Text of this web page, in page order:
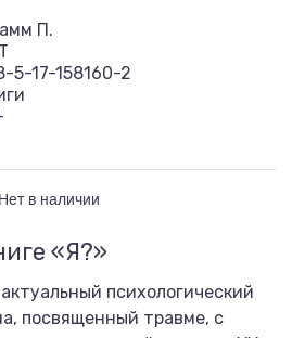
П.
5-17-158160-2
Нет в наличии
«Я?»
психологический
посвященный травме, с